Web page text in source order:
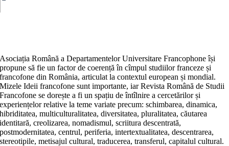
Asociația Română a Departamentelor Universitare Francophone își
propune să fie un factor de coerență în cîmpul studiilor franceze și
francofone din România, articulat la contextul european și mondial.
Mizele Ideii francofone sunt importante, iar Revista Română de Studii
Francofone se dorește a fi un spațiu de întîlnire a cercetărilor și
experiențelor relative la teme variate precum: schimbarea, dinamica,
hibriditatea, multiculturalitatea, diversitatea, pluralitatea, căutarea
identitară, creolizarea, nomadismul, scriitura descentrată,
postmodernitatea, centrul, periferia, intertextualitatea, descentrarea,
stereotipile, metisajul cultural, traducerea, transferul, capitalul cultural.